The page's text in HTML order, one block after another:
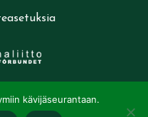
kävijäseurantaan.